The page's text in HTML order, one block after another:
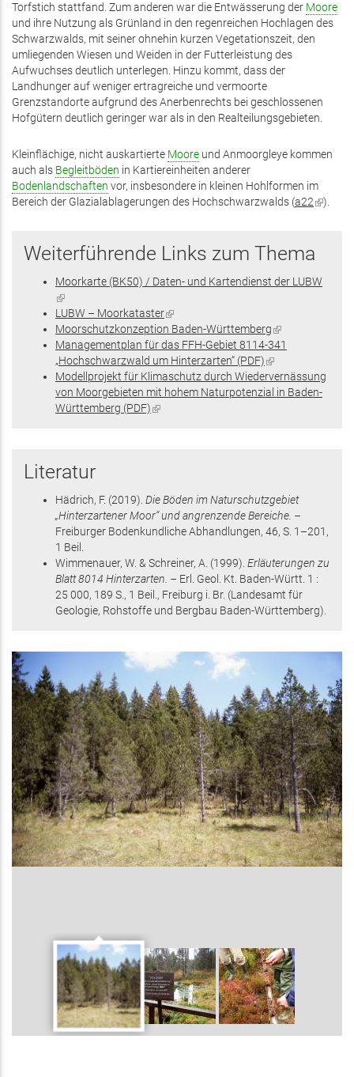
Torfstich stattfand. Zum anderen war die Entwässerung der Moore
und ihre Nutzung als Grünland in den regenreichen Hochlagen des
Schwarzwalds, mit seiner ohnehin kurzen Vegetationszeit, den
umliegenden Wiesen und Weiden in der Futterleistung des
Aufwuchses deutlich unterlegen. Hinzu kommt, dass der
Landhunger auf weniger ertragreiche und vermoorte
Grenzstandorte aufgrund des Anerbenrechts bei geschlossenen
Hofgütern deutlich geringer war als in den Realteilungsgebieten.
Kleinflächige, nicht auskartierte Moore und Anmoorgleye kommen
auch als Begleitböden in Kartiereinheiten anderer
Bodenlandschaften vor, insbesondere in kleinen Hohlformen im
Bereich der Glazialablagerungen des Hochschwarzwalds (a22(Link
).
Weiterführende Links zum Thema
Moorkarte (BK50) / Daten- und Kartendienst der LUBW
(Link
ist
extern)
LUBW – Moorkataster(Link
ist
extern)
Moorschutzkonzeption Baden-Württemberg(Link
ist
extern)
Managementplan für das FFH-Gebiet 8114-341
„Hochschwarzwald um Hinterzarten“ (PDF)(Link
ist
extern)
Modellprojekt für Klimaschutz durch Wiedervernässung
von Moorgebieten mit hohem Naturpotenzial in Baden-
Württemberg (PDF)(Link
Literatur
Hädrich, F. (2019). Die Böden im Naturschutzgebiet
„Hinterzartener Moor“ und angrenzende Bereiche. –
Freiburger Bodenkundliche Abhandlungen, 46, S. 1–201 ,
1 Beil .
Wimmenauer, W. & Schreiner, A. (1999). Erläuterungen zu
Blatt 8014 Hinterzarten. – Erl. Geol. Kt. Baden-Württ. 1 :
25 000, 189 S., 1 Beil., Freiburg i. Br. (Landesamt für
Geologie, Rohstoffe und Bergbau Baden-Württemberg).